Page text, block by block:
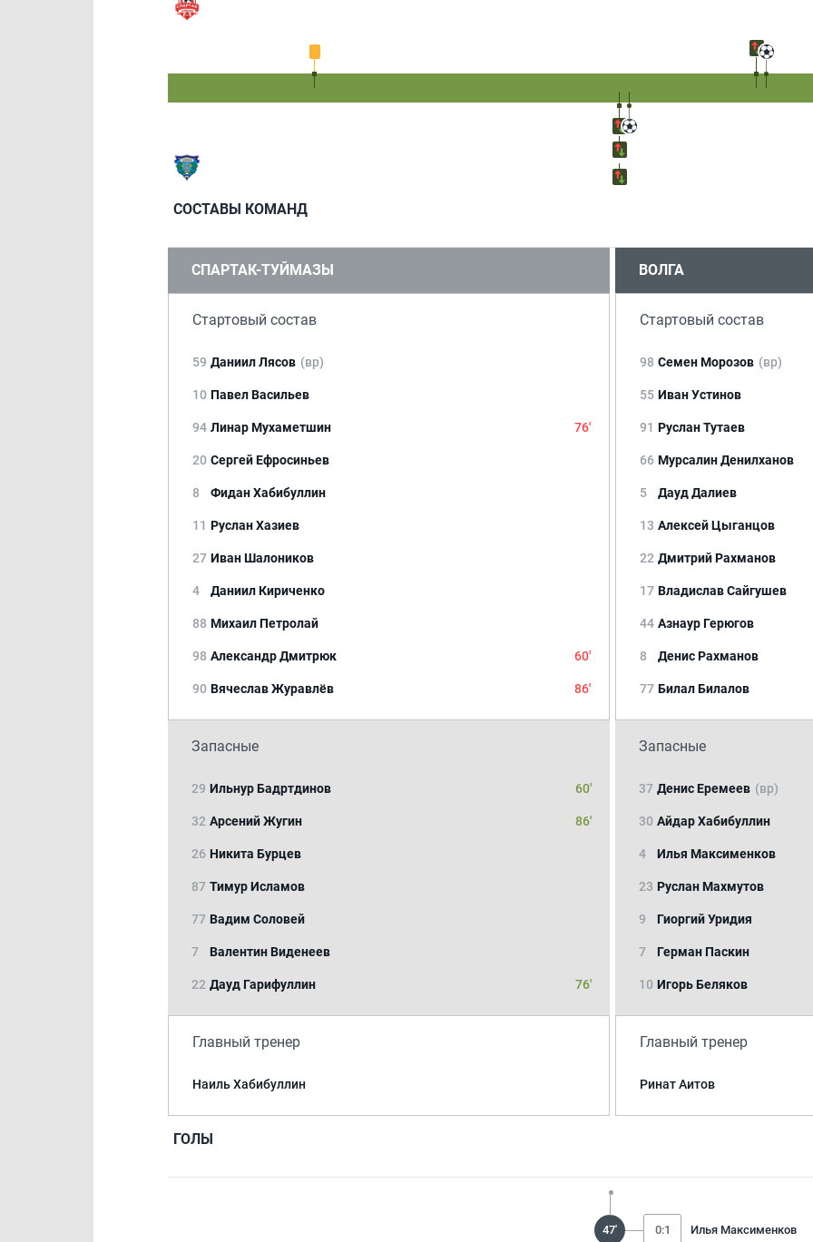
СОСТАВЫ КОМАНД
СПАРТАК-ТУЙМАЗЫ
Стартовый состав
59 Даниил Лясов (вр)
10 Павел Васильев
94 Линар Мухаметшин 76'
20 Сергей Ефросиньев
8 Фидан Хабибуллин
11 Руслан Хазиев
27 Иван Шалоников
4 Даниил Кириченко
88 Михаил Петролай
98 Александр Дмитрюк 60'
90 Вячеслав Журавлёв 86'
Запасные
29 Ильнур Бадртдинов 60'
32 Арсений Жугин 86'
26 Никита Бурцев
87 Тимур Исламов
77 Вадим Соловей
7 Валентин Виденеев
22 Дауд Гарифуллин 76'
Главный тренер
Наиль Хабибуллин
ВОЛГА
Стартовый состав
98 Семен Морозов (вр)
55 Иван Устинов
91 Руслан Тутаев
66 Мурсалин Денилханов
5 Дауд Далиев
13 Алексей Цыганцов
22 Дмитрий Рахманов
17 Владислав Сайгушев
44 Азнаур Герюгов
8 Денис Рахманов
77 Билал Билалов
Запасные
37 Денис Еремеев (вр)
30 Айдар Хабибуллин
4 Илья Максименков
23 Руслан Махмутов
9 Гиоргий Уридия
7 Герман Паскин
10 Игорь Беляков
Главный тренер
Ринат Аитов
ГОЛЫ
47' 0:1 Илья Максименков